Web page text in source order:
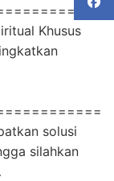
Khusus
solusi
silahkan